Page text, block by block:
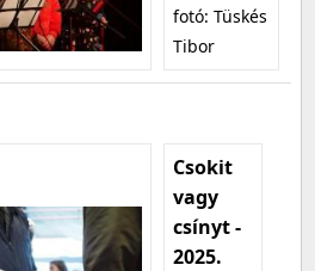
fotó: Tüskés
Tibor
Csokit
vagy
csínyt -
2025.